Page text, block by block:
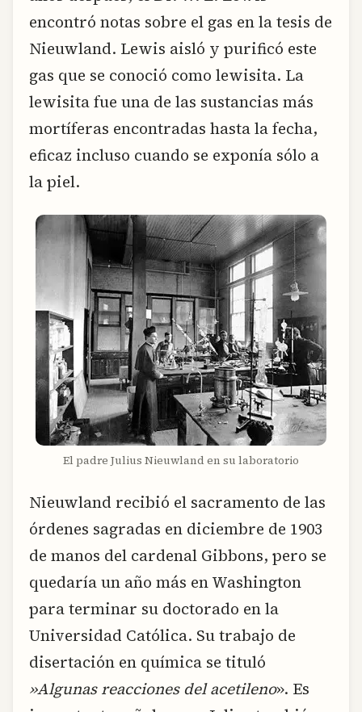
encontró notas sobre el gas en la tesis de
Nieuwland. Lewis aisló y purificó este
gas que se conoció como lewisita. La
lewisita fue una de las sustancias más
mortíferas encontradas hasta la fecha,
eficaz incluso cuando se exponía sólo a
la piel.
El padre Julius Nieuwland en su laboratorio
Nieuwland recibió el sacramento de las
órdenes sagradas en diciembre de 1903
de manos del cardenal Gibbons, pero se
quedaría un año más en Washington
para terminar su doctorado en la
Universidad Católica. Su trabajo de
disertación en química se tituló
»Algunas reacciones del acetileno». Es